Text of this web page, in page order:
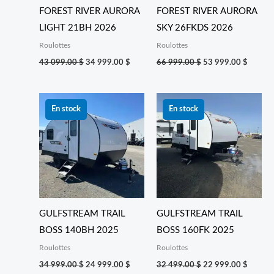
FOREST RIVER AURORA
LIGHT 21BH 2026
Roulottes
43 099.00$ 34 999.00 $
FOREST RIVER AURORA
SKY 26FKDS 2026
Roulottes
66 999.00$ 53 999.00 $
En stock
GULFSTREAM TRAIL
BOSS 140BH 2025
Roulottes
34 999.00$
initial
était :
34 999.00 $.
24 999.00 $
actuel
est :
24 999.00 $.
En stock
GULFSTREAM TRAIL
BOSS 160FK 2025
Roulottes
32 499.00$
initial
était :
32 499.00 $.
22 999.00 $
est :
22